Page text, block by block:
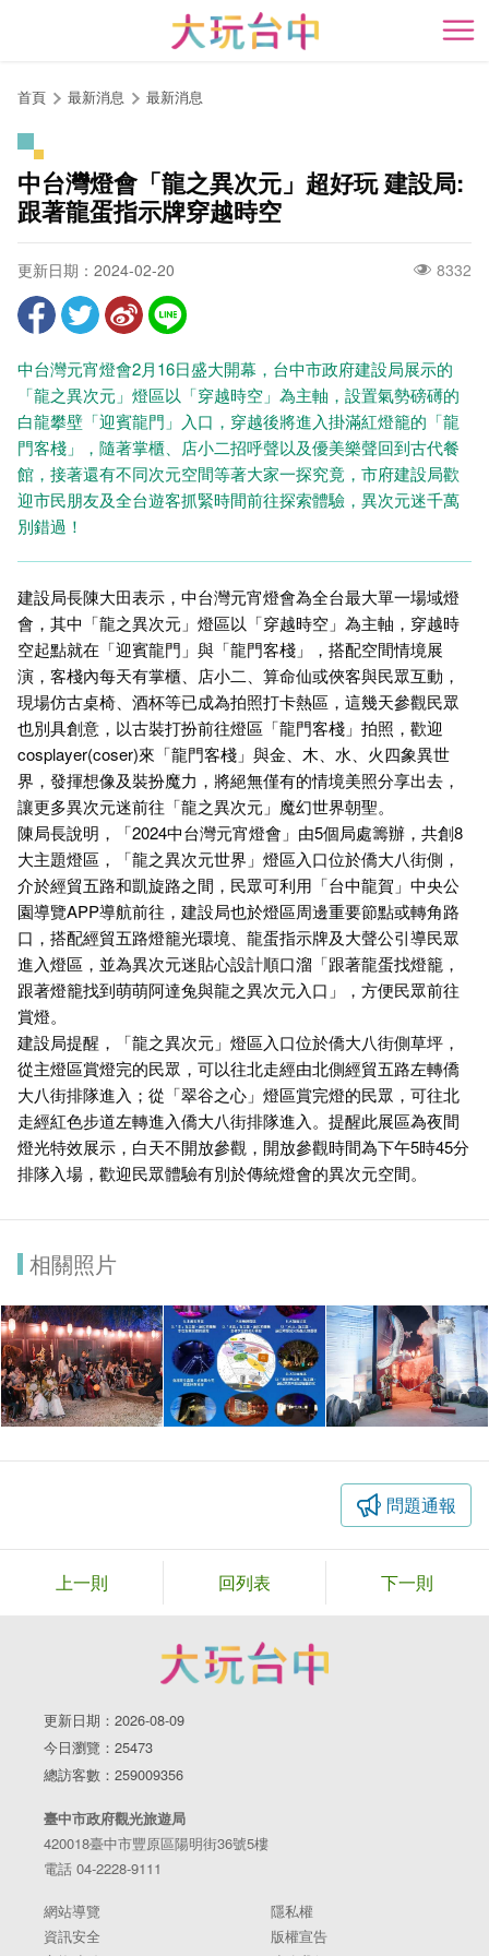
開
首頁 最新消息 最新消息
中台灣燈會「龍之異次元」超好玩 建設局:
跟著龍蛋指示牌穿越時空
更新日期：2024-02-20 8332
中台灣元宵燈會2月16日盛大開幕，台中市政府建設局展示的
「龍之異次元」燈區以「穿越時空」為主軸，設置氣勢磅礡的
白龍攀壁「迎賓龍門」入口，穿越後將進入掛滿紅燈籠的「龍
門客棧」，隨著掌櫃、店小二招呼聲以及優美樂聲回到古代餐
館，接著還有不同次元空間等著大家一探究竟，市府建設局歡
迎市民朋友及全台遊客抓緊時間前往探索體驗，異次元迷千萬
別錯過！
建設局長陳大田表示，中台灣元宵燈會為全台最大單一場域燈
會，其中「龍之異次元」燈區以「穿越時空」為主軸，穿越時
空起點就在「迎賓龍門」與「龍門客棧」，搭配空間情境展
演，客棧內每天有掌櫃、店小二、算命仙或俠客與民眾互動，
現場仿古桌椅、酒杯等已成為拍照打卡熱區，這幾天參觀民眾
也別具創意，以古裝打扮前往燈區「龍門客棧」拍照，歡迎
cosplayer(coser)來「龍門客棧」與金、木、水、火四象異世
界，發揮想像及裝扮魔力，將絕無僅有的情境美照分享出去，
讓更多異次元迷前往「龍之異次元」魔幻世界朝聖。
陳局長說明，「2024中台灣元宵燈會」由5個局處籌辦，共創8
大主題燈區，「龍之異次元世界」燈區入口位於僑大八街側，
介於經貿五路和凱旋路之間，民眾可利用「台中龍賀」中央公
園導覽APP導航前往，建設局也於燈區周邊重要節點或轉角路
口，搭配經貿五路燈籠光環境、龍蛋指示牌及大聲公引導民眾
進入燈區，並為異次元迷貼心設計順口溜「跟著龍蛋找燈籠，
跟著燈籠找到萌萌阿達兔與龍之異次元入口」，方便民眾前往
賞燈。
建設局提醒，「龍之異次元」燈區入口位於僑大八街側草坪，
從主燈區賞燈完的民眾，可以往北走經由北側經貿五路左轉僑
大八街排隊進入；從「翠谷之心」燈區賞完燈的民眾，可往北
走經紅色步道左轉進入僑大八街排隊進入。提醒此展區為夜間
燈光特效展示，白天不開放參觀，開放參觀時間為下午5時45分
排隊入場，歡迎民眾體驗有別於傳統燈會的異次元空間。
相關照片
問題通報
上一則 回列表 下一則
更新日期：2026-08-09
今日瀏覽：25473
總訪客數：259009356
臺中市政府觀光旅遊局
420018臺中市豐原區陽明街36號5樓
電話 04-2228-9111
網站導覽
隱私權
資訊安全
版權宣告